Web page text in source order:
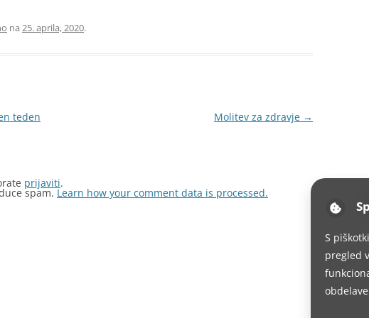
na 25. aprila, 2020.
teden Molitev za zdravje →
prijaviti.
spam. Learn how your comment data is processed.
S
pregled